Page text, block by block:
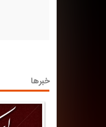
خبرها